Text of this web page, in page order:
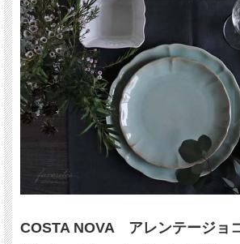
COSTA NOVA アレンテージョ